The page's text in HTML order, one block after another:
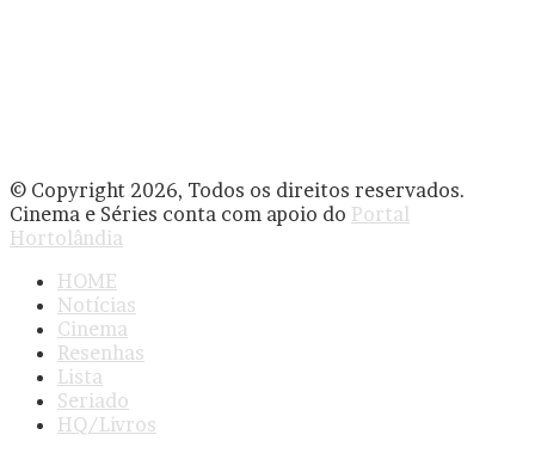
© Copyright 2026, Todos os direitos reservados.
Cinema e Séries conta com apoio do Portal
Hortolândia
HOME
Notícias
Cinema
Resenhas
Lista
Seriado
HQ/Livros